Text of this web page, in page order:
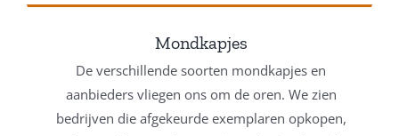
Mondkapjes
De verschillende soorten mondkapjes en
aanbieders vliegen ons om de oren. We zien
bedrijven die afgekeurde exemplaren opkopen,